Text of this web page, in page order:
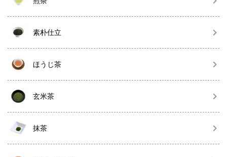
素朴仕立
ほうじ茶
玄米茶
抹茶